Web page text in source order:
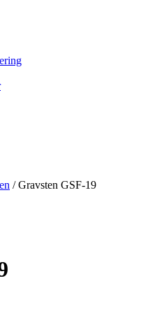
/ Gravsten GSF-19